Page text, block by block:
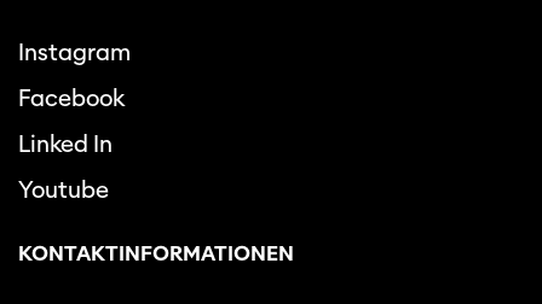
Instagram
Facebook
Linked In
Youtube
KONTAKTINFORMATIONEN